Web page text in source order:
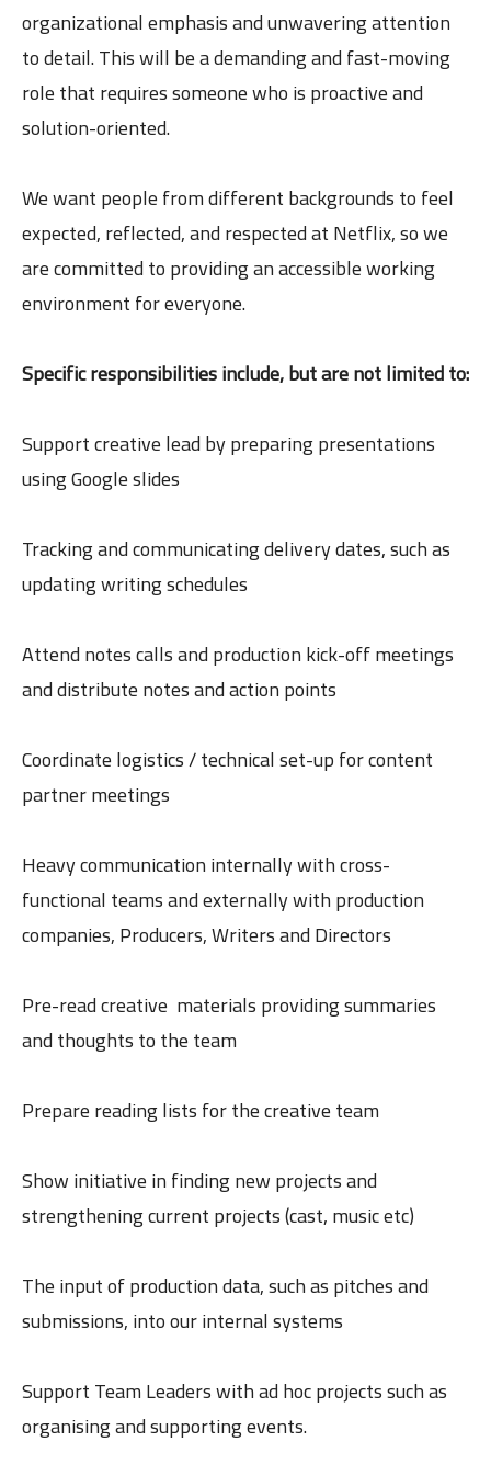
organizational emphasis and unwavering attention
to detail. This will be a demanding and fast-moving
role that requires someone who is proactive and
solution-oriented.
We want people from different backgrounds to feel
expected, reflected, and respected at Netflix, so we
are committed to providing an accessible working
environment for everyone.
Specific responsibilities include, but are not limited to:
Support creative lead by preparing presentations
using Google slides
Tracking and communicating delivery dates, such as
updating writing schedules
Attend notes calls and production kick-off meetings
and distribute notes and action points
Coordinate logistics / technical set-up for content
partner meetings
Heavy communication internally with cross-
functional teams and externally with production
companies, Producers, Writers and Directors
Pre-read creative materials providing summaries
and thoughts to the team
Prepare reading lists for the creative team
Show initiative in finding new projects and
strengthening current projects (cast, music etc)
The input of production data, such as pitches and
submissions, into our internal systems
Support Team Leaders with ad hoc projects such as
organising and supporting events.